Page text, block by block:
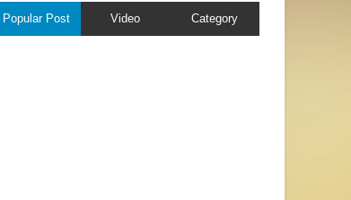
Popular Post Video Category